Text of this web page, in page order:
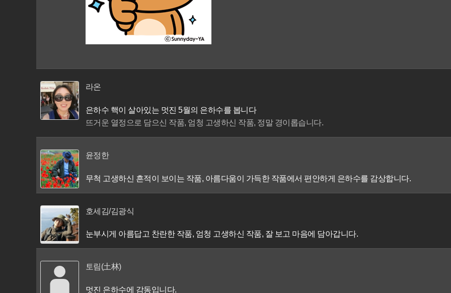
라온
은하수 핵이 살아있는 멋진 5월의 은하수를 봅니다
뜨거운 열정으로 담으신 작품, 엄청 고생하신 작품, 정말 경이롭습니다.
윤정한
무척 고생하신 흔적이 보이는 작품, 아름다움이 가득한 작품에서 편안하게 은하수를 감상합니다.
호세김/김광식
눈부시게 아름답고 찬란한 작품, 엄청 고생하신 작품, 잘 보고 마음에 담아갑니다.
토림(土林)
멋진 은하수에 감동입니다.